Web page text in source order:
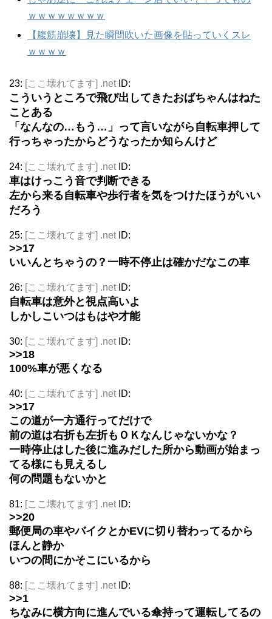
ｗｗｗｗｗｗｗｗ
【腹筋崩壊】見た瞬間吹いた画像を貼っていくスレ
ｗｗｗｗ
23: [ここ壊れてます] .net ID:
こういうところで飛び出してきたおばちゃんはねた
ことある
「なんなの…もう…」って言いながら自転車押して
行っちゃったからどうなったか知らんけど
24: [ここ壊れてます] .net ID:
車はけっこう音で判断できる
左から来る自転車や歩行者を気をつけたほうがいい
だろう
25: [ここ壊れてます] .net ID:
>>17
いいんとちゃうの？一時不停止は確かだなこの車
26: [ここ壊れてます] .net ID:
自転車は意外と視点高いよ
しかしこいつはもはや才能
30: [ここ壊れてます] .net ID:
>>18
100%車が悪くなる
40: [ここ壊れてます] .net ID:
>>17
この道が一方通行ってだけで
前の道は右折も左折もＯＫなんじゃないかな？
一時停止はした後に進みだした所から動画が始まっ
てる様にも見えるし
何の問題もないかと
81: [ここ壊れてます] .net ID:
>>20
郵便局の車やバイクとかEVに切り替わってるから
ほんと静か
いつの間にかそこにいるから
88: [ここ壊れてます] .net ID:
>>1
ちなみに横方向に進んでいる傘持って運転してるの